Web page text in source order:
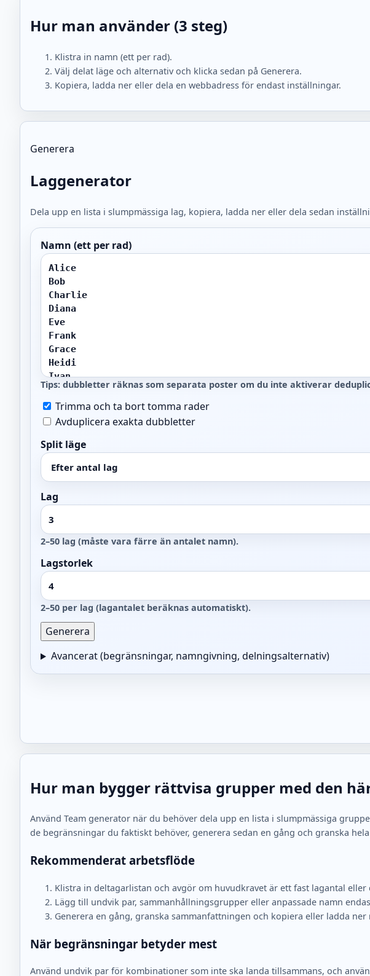
Hur man använder (3 steg)
Klistra in namn (ett per rad).
Välj delat läge och alternativ och klicka sedan på Generera.
Kopiera, ladda ner eller dela en webbadress för endast inställningar.
Generera
Laggenerator
Dela upp en lista i slumpmässiga lag, kopiera, ladda ner eller dela sedan
Namn (ett per rad)
Tips: dubbletter räknas som separata poster om du inte aktiverar
Trimma och ta bort tomma rader
Avduplicera exakta dubbletter
Split läge
Lag
2–50 lag (måste vara färre än antalet namn).
Lagstorlek
2–50 per lag (lagantalet beräknas automatiskt).
Generera
Avancerat (begränsningar, namngivning, delningsalternativ)
Hur man bygger rättvisa grupper med den
Använd Team generator när du behöver dela upp en lista i slumpmässiga
de begränsningar du faktiskt behöver, generera sedan en gång och granska
Rekommenderat arbetsflöde
Klistra in deltagarlistan och avgör om huvudkravet är ett fast lagantal eller
Lägg till undvik par, sammanhållningsgrupper eller anpassade namn
Generera en gång, granska sammanfattningen och kopiera eller ladda
När begränsningar betyder mest
Använd undvik par för kombinationer som inte ska landa tillsammans, och